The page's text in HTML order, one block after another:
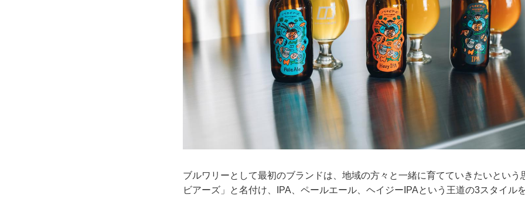
ブルワリーとして最初のブランドは、地域の方々と一緒に育てていきたいという
ビアーズ」と名付け、IPA、ペールエール、ヘイジーIPAという王道の3スタイル